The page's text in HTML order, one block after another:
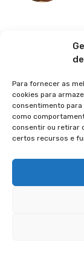
Para fornecer as
cookies para
consentimento
como
consentir ou retirar
certos recursos e
Facebook